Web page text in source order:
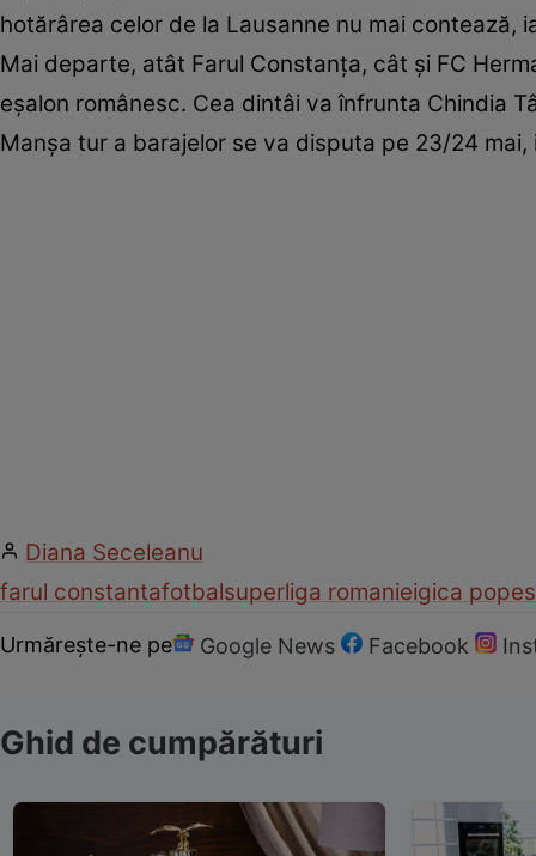
hotărârea celor de la Lausanne nu mai
Mai departe, atât Farul Constanța, cât și FC
eșalon românesc. Cea dintâi va înfrunta Chindia
Manșa tur a barajelor se va disputa pe 23/24
Diana Seceleanu
farul constantafotbalsuperliga romanieigica
Urmărește-ne pe Google News Facebook
Ghid de cumpărături